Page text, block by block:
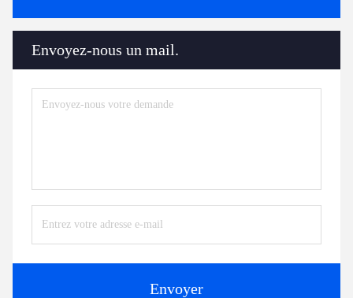
Envoyez-nous un mail.
Envoyer